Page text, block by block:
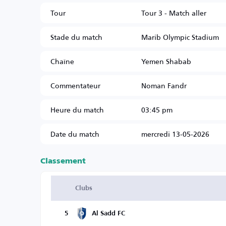
Tour
Tour 3 - Match aller
Stade du match
Marib Olympic Stadium
Chaîne
Yemen Shabab
Commentateur
Noman Fandr
Heure du match
03:45 pm
Date du match
mercredi 13-05-2026
Classement
Clubs
5 Al Sadd FC